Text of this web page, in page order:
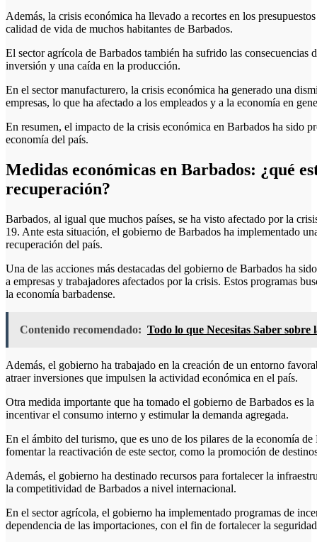
Además, la crisis económica ha llevado a recortes en los
calidad de vida de muchos habitantes de Barbados.
El sector agrícola de Barbados también ha sufrido las
inversión y una caída en la producción.
En el sector manufacturero, la crisis económica ha generado una
empresas, lo que ha afectado a los empleados y a la economía en
En resumen, el impacto de la crisis económica en Barbados ha sido
economía del país.
Medidas económicas en Barbados: ¿qué
recuperación?
Barbados, al igual que muchos países, se ha visto afectado por la
19. Ante esta situación, el gobierno de Barbados ha implementado
recuperación del país.
Una de las acciones más destacadas del gobierno de Barbados ha
a empresas y trabajadores afectados por la crisis. Estos programas
la economía barbadense.
Contenido recomendado: Todo lo que Necesitas Saber
Además, el gobierno ha trabajado en la creación de un entorno
atraer inversiones que impulsen la actividad económica en el país.
Otra medida importante que ha tomado el gobierno de Barbados es
incentivar el consumo interno y estimular la demanda agregada.
En el ámbito del turismo, que es uno de los pilares de la economía
fomentar la reactivación de este sector, como la promoción de
Además, el gobierno ha destinado recursos para fortalecer la
la competitividad de Barbados a nivel internacional.
En el sector agrícola, el gobierno ha implementado programas de
dependencia de las importaciones, con el fin de fortalecer la